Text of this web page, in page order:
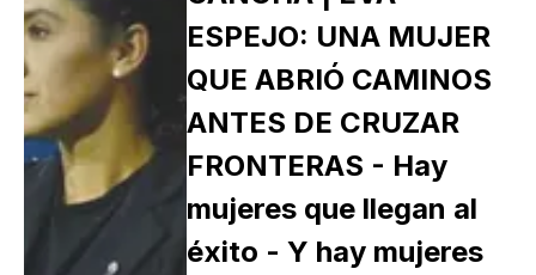
ESPEJO: UNA MUJER
QUE ABRIÓ CAMINOS
ANTES DE CRUZAR
FRONTERAS - Hay
mujeres que llegan al
éxito - Y hay mujeres